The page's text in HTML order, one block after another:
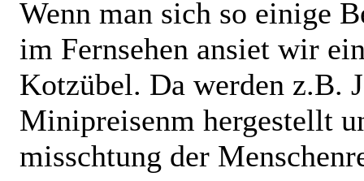
Wenn man sich so einige
im Fernsehen ansiet wir
Kotzübel. Da werden z.B.
Minipreisenm hergestellt
misschtung der